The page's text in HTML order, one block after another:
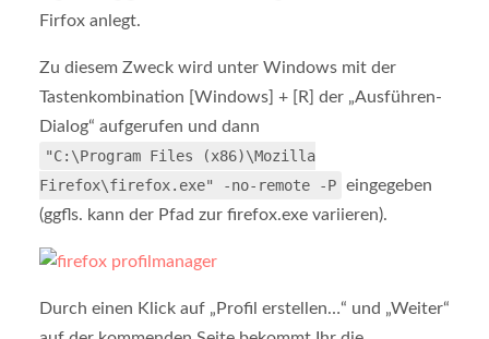
Firfox anlegt.
Zu diesem Zweck wird unter Windows mit der
Tastenkombination [Windows] + [R] der „Ausführen-
Dialog“ aufgerufen und dann
"C:\Program Files (x86)\Mozilla
Firefox\firefox.exe" -no-remote -P eingegeben
(ggfls. kann der Pfad zur firefox.exe variieren).
Durch einen Klick auf „Profil erstellen…“ und „Weiter“